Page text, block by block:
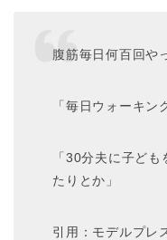
腹筋毎日何百回や
「毎日ウォーキン
「30分夫に子ど
たりとか」
引用：モデルプレ